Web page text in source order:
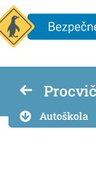
Autoškola